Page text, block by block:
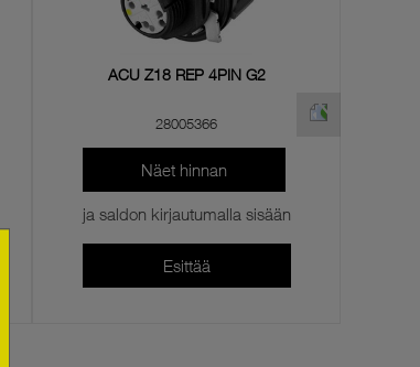
ACU Z18 REP 4PIN G2
28005366
Näet hinnan
ja saldon kirjautumalla sisään
Esittää